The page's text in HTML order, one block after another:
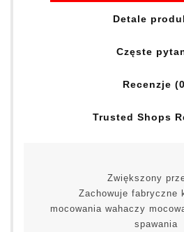
Detale
Częste
Recenzje
Trusted Shops
Zwiększony
Zachowuje fabryczne
mocowania wahaczy
spawania